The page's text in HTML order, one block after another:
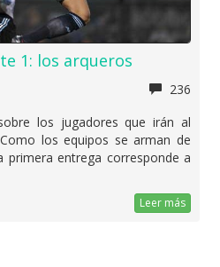
1: los arqueros
236
los jugadores que irán al
los equipos se arman de
primera entrega corresponde a
Leer más